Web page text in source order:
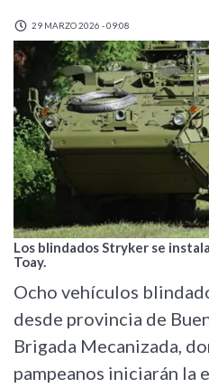
29 MARZO 2026 - 09:08
Los blindados Stryker se
Toay.
Ocho vehículos
desde provincia de
Brigada Mecanizada,
pampeanos iniciarán la